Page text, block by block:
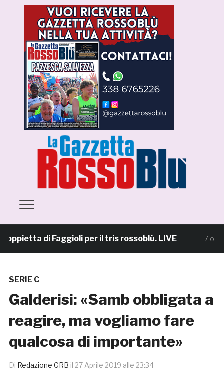
di Faggioli per il tris rossoblù. LIVE 7 ore fa
SERIE C
Galderisi: «Samb obbligata a
reagire, ma vogliamo fare
qualcosa di importante»
Di Redazione GRB il 27 Aprile 2019 alle 23:34